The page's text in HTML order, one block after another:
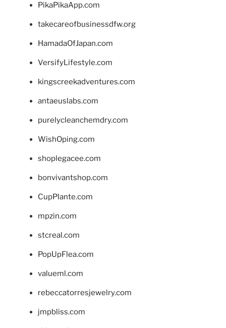
PikaPikaApp.com
takecareofbusinessdfw.org
HamadaOfJapan.com
VersifyLifestyle.com
kingscreekadventures.com
antaeuslabs.com
purelycleanchemdry.com
WishOping.com
shoplegacee.com
bonvivantshop.com
CupPlante.com
mpzin.com
stcreal.com
PopUpFlea.com
valueml.com
rebeccatorresjewelry.com
jmpbliss.com